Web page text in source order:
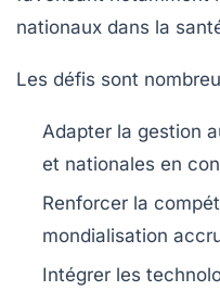
nationaux dans la
Les défis sont
Adapter la gestion
et nationales en
Renforcer la
mondialisation
Intégrer les